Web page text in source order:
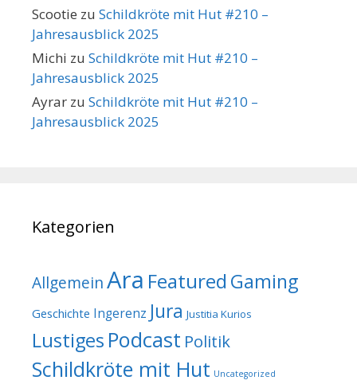
Scootie zu Schildkröte mit Hut #210 –
Jahresausblick 2025
Michi zu Schildkröte mit Hut #210 –
Jahresausblick 2025
Ayrar zu Schildkröte mit Hut #210 –
Jahresausblick 2025
Kategorien
AllgemeinAra Featured Gaming
Geschichte Ingerenz Jura Justitia Kurios
Lustiges Podcast Politik
Schildkröte mit Hut Uncategorized